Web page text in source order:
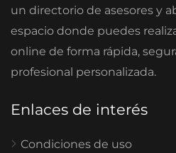
un directorio de asesores y
espacio donde puedes
online de forma rápida,
profesional personalizada.
Enlaces de interés
Condiciones de uso